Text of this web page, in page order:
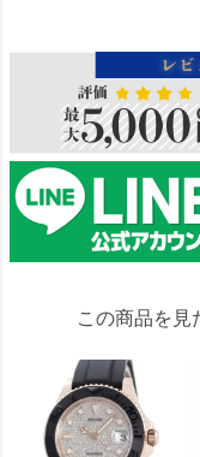
この商品を見